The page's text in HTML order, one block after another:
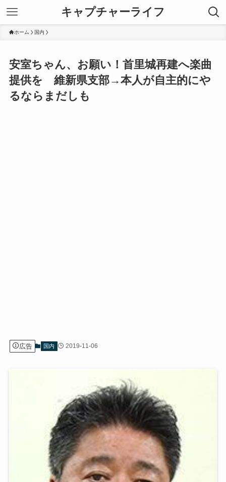
キャプチャーライフ
ホーム 国内
安室ちゃん、お願い！首里城再建へ楽曲
提供を 維新県支部→本人が自主的にや
るならまだしも
広告 国内 2019-11-06